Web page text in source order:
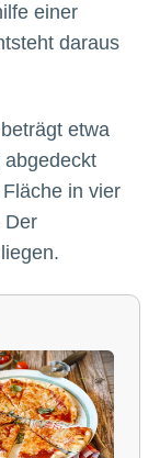
einer
daraus
etwa
abgedeckt
in vier
Der